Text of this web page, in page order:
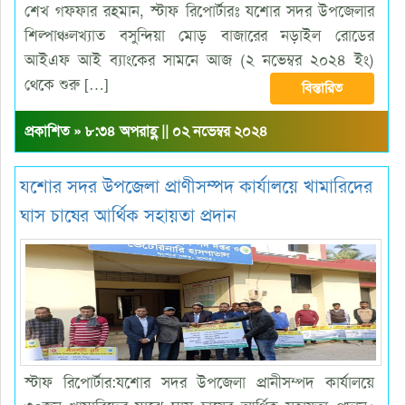
শেখ গফ্ফার রহমান, স্টাফ রিপোর্টারঃ যশোর সদর উপজেলার
শিল্পাঞ্চলখ্যাত বসুন্দিয়া মোড় বাজারের নড়াইল রোডের
আইএফ আই ব্যাংকের সামনে আজ (২ নভেম্বর ২০২৪ ইং)
থেকে শুরু […]
বিস্তারিত
প্রকাশিত » ৮:৩৪ অপরাহ্ণ || ০২ নভেম্বর ২০২৪
যশোর সদর উপজেলা প্রাণীসম্পদ কার্যালয়ে খামারিদের
ঘাস চাষের আর্থিক সহায়তা প্রদান
স্টাফ রিপোর্টার:যশোর সদর উপজেলা প্রানীসম্পদ কার্যালয়ে